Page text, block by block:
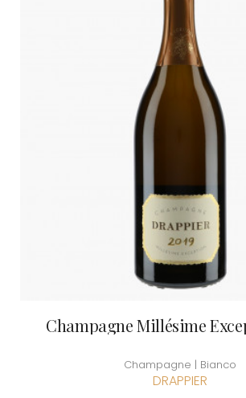
Champagne Millésime
Champagne | Bianco
DRAPPIER